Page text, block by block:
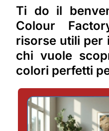
Ti do il
Colour
risorse utili per
chi vuole
colori perfetti